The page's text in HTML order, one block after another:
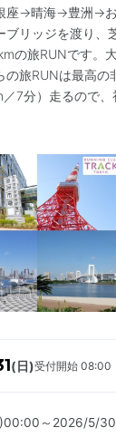
座→晴海→豊洲→お
ブリッジを渡り
の旅RUNです。
旅RUNは最高の
7分）走るので
(日)受付開始 08:00
～2026/5/